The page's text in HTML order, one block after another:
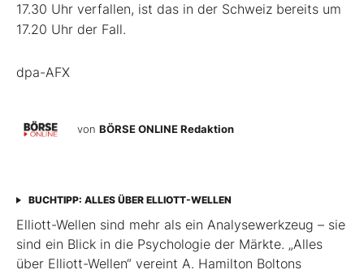
17.30 Uhr verfallen, ist das in der Schweiz bereits um
17.20 Uhr der Fall.
dpa-AFX
von BÖRSE ONLINE Redaktion
BUCHTIPP: ALLES ÜBER ELLIOTT-WELLEN
Elliott-Wellen sind mehr als ein Analysewerkzeug – sie
sind ein Blick in die Psychologie der Märkte. „Alles
über Elliott-Wellen“ vereint A. Hamilton Boltons